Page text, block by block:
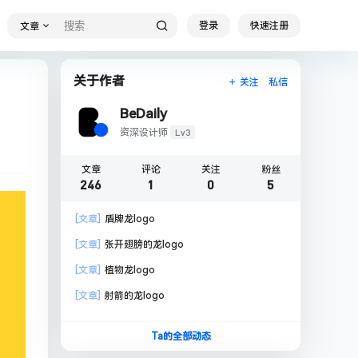
文章 登录 快速注册
关于作者 关注 私信
BeDaily
资深设计师 Lv3
文章
246
评论
1
关注
0
粉丝
5
[文章] 盾牌龙logo
[文章] 张开翅膀的龙logo
[文章] 植物龙logo
[文章] 射箭的龙logo
Ta的全部动态